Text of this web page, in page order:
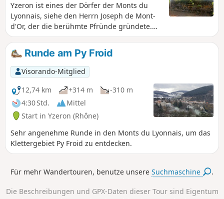
Yzeron ist eines der Dörfer der Monts du
Lyonnais, siehe den Herrn Joseph de Mont-
d'Or, der die berühmte Pfründe gründete.
Die Landschaft ist schön hügelig und
wechselt zwischen Wegen und Pfaden
inmitten bewaldeter Abschnitte. Diese
Wanderung, deren Start am Parkplatz für
Wanderer ist, ermöglicht es, das bei
Kletterern sehr beliebte Bouldergebiet Py
Froid sowie die romanische Kapelle
Châteauvieux und einen kleinen Wasserfall
(bei Regen) zu entdecken. Man wechselt
mehrmals den Hang mit sehr
unterschiedlichem Charme, von
Nadelwäldern an den Nordhängen bis hin
Wanderung kann zu einem wahrhaft
Stil der „Table Ronde du 69“, wo die Druiden,
Runde am Py Froid
Visorando-Mitglied
12,74 km
+314 m
-310 m
4:30 Std.
Mittel
Start in Yzeron (Rhône)
Sehr angenehme Runde in den Monts du Lyonnais, um das
Klettergebiet Py Froid zu entdecken.
Für mehr Wandertouren, benutze unsereSuchmaschine .
Die Beschreibungen und GPX-Daten dieser Tour sind Eigentum